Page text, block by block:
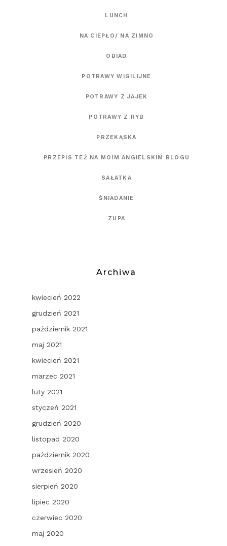
LUNCH
NA CIEPŁO/ NA ZIMNO
OBIAD
POTRAWY WIGILIJNE
POTRAWY Z JAJEK
POTRAWY Z RYB
PRZEKĄSKA
PRZEPIS TEŻ NA MOIM ANGIELSKIM BLOGU
SAŁATKA
ŚNIADANIE
ZUPA
Archiwa
kwiecień 2022
grudzień 2021
październik 2021
maj 2021
kwiecień 2021
marzec 2021
luty 2021
styczeń 2021
grudzień 2020
listopad 2020
październik 2020
wrzesień 2020
sierpień 2020
lipiec 2020
czerwiec 2020
maj 2020